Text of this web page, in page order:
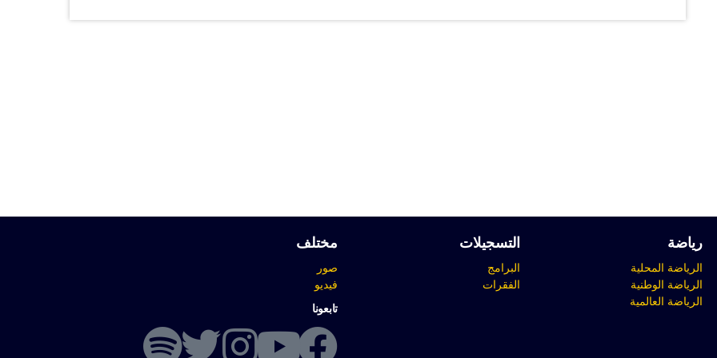
رياضة
الرياضة المحلية
الرياضة الوطنية
الرياضة العالمية
التسجيلات
البرامج
الفقرات
مختلف
صور
فيديو
تابعونا